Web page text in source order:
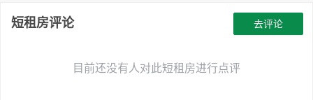
短租房评论
目前还没有人对此短租房进行点评
去评论